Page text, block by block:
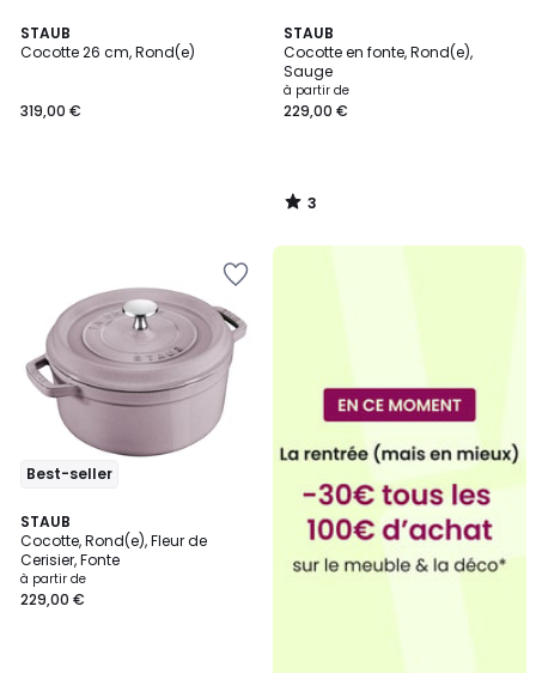
STAUB
Cocotte 26 cm, Rond(e)
319,00 €
STAUB
Cocotte en fonte, Rond(e),
Sauge
à partir de
229,00 €
3
/
5
3
/
Best-seller
STAUB
Cocotte, Rond(e), Fleur de
Cerisier, Fonte
à partir de
229,00 €